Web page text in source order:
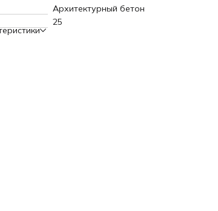
Архитектурный бетон
25